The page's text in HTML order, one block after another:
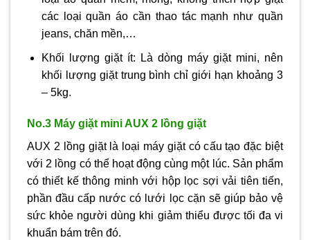
các loại quần áo cần thao tác mạnh như quần
jeans, chăn mền,…
Khối lượng giặt ít: Là dòng máy giặt mini, nên
khối lượng giặt trung bình chỉ giới hạn khoảng 3
– 5kg.
No.3 Máy giặt mini AUX 2 lồng giặt
AUX 2 lồng giặt là loại máy giặt có cấu tạo đặc biệt
với 2 lồng có thể hoạt động cùng một lúc. Sản phẩm
có thiết kế thông minh với hộp lọc sợi vải tiên tiến,
phần đầu cấp nước có lưới lọc cặn sẽ giúp bảo vệ
sức khỏe người dùng khi giảm thiểu được tối đa vi
khuẩn bám trên đó.